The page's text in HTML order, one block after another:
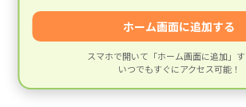
運営会社情報
© 建材専門店グローブマテリアル
ホーム画面に追加する
スマホで開いて「ホーム画面に追加」す
いつでもすぐにアクセス可能！